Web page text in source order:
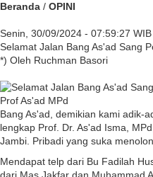
Beranda / OPINI
Senin, 30/09/2024 - 07:59:27 WIB
Selamat Jalan Bang As'ad Sang
*) Oleh Ruchman Basori
Prof As'ad MPd
Bang As'ad, demikian kami adik-
lengkap Prof. Dr. As'ad Isma,
Jambi. Pribadi yang suka
Mendapat telp dari Bu Fadilah